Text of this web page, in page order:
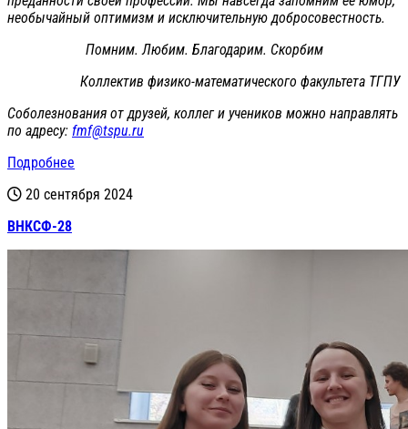
необычайный оптимизм и исключительную добросовестность.
Помним. Любим. Благодарим. Скорбим
Коллектив физико-математического факультета ТГПУ
Соболезнования от друзей, коллег и учеников можно направлять
по адресу: fmf@tspu.ru
Подробнее
20 сентября 2024
ВНКСФ-28